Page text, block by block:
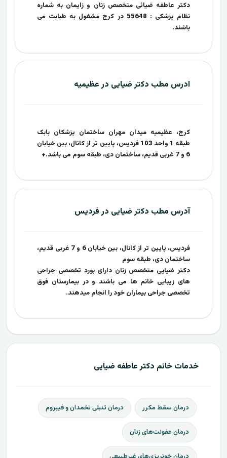
دکتر عاطفه ضیائی متخصص زنان و زایمان به شماره
نظام پزشکی : 55648 در کرج مشغول به طبابت می
باشند.
ادرس مطب دکتر ضیایی در عظیمیه
کرج، عظیمیه میدان مهران ساختمان پزشکان بابک
طبقه 1 واحد 103 فردیس، پایین تر از کانال، بین خیابان
6 و 7 غربی قدیم، ساختمان دی، طبقه سوم می باشد.+
آدرس مطب دکتر ضیایی در فردیس
فردیس، پایین تر از کانال، بین خیابان 6 و 7 غربی قدیم،
ساختمان دی، طبقه سوم
دکتر ضیایی متخصص زنان دارای بورد تخصصی جراحی
های زیبایی خانم ها می باشند و در بیمارستان فوق
تخصصی جراحی بیماران خود را انجام میدهند.
خدمات خانم دکتر عاطفه ضیایی
درمان سقط مکرر درمان تنبلی تخمدان و فیبروم
درمان عفونت‌های زنان